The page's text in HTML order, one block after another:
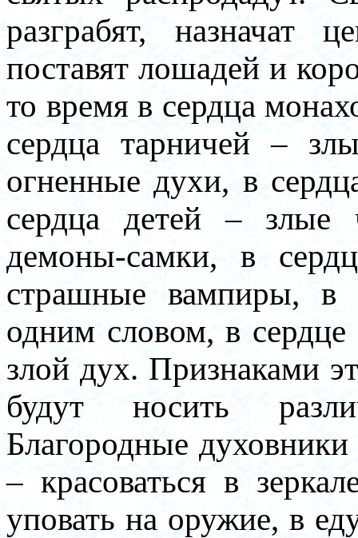
разграбят,
поставят лошадей и
то время в сердца
сердца тарничей –
огненные духи, в
сердца детей –
демоны-самки, в
страшные вампиры, в
одним словом, в сердце
злой дух. Признаками
будут носить
Благородные
– красоваться в
уповать на оружие, в